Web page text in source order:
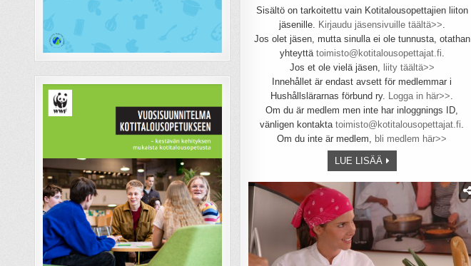
Sisältö on tarkoitettu vain Kotitalousopettajien liiton
jäsenille. Kirjaudu jäsensivuille täältä>>.
Jos olet jäsen, mutta sinulla ei ole tunnusta, otathan
yhteyttä toimisto@kotitalousopettajat.fi.
Jos et ole vielä jäsen, liity täältä>>
Innehållet är endast avsett för medlemmar i
Hushållslärarnas förbund ry. Logga in här>>.
Om du är medlem men inte har inloggnings ID,
vänligen kontaktatoimisto@kotitalousopettajat.fi.
Om du inte är medlem, bli medlem här>>
LUE LISÄÄ